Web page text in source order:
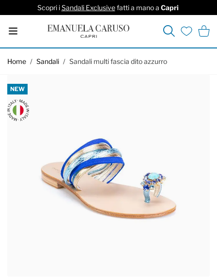
Scopri iSandali Exclusivefatti a mano a Capri
Cerca
Home / Sandali / Sandali multi fascia dito azzurro
NEW